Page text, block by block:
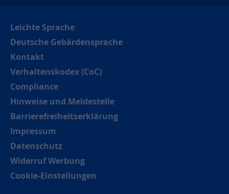
Leichte Sprache
Deutsche Gebärdensprache
Kontakt
Verhaltenskodex (CoC)
Compliance
Hinweise und Meldestelle
Barrierefreiheitserklärung
Impressum
Datenschutz
Widerruf Werbung
Cookie-Einstellungen